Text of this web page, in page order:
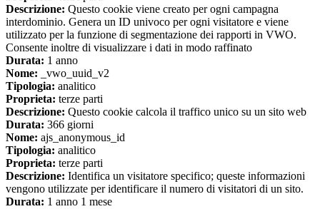
Descrizione: Questo cookie viene creato per ogni campagna
interdominio. Genera un ID univoco per ogni visitatore e viene
utilizzato per la funzione di segmentazione dei rapporti in VWO.
Consente inoltre di visualizzare i dati in modo raffinato
Durata: 1 anno
Nome: _vwo_uuid_v2
Tipologia: analitico
Proprieta: terze parti
Descrizione: Questo cookie calcola il traffico unico su un sito web
Durata: 366 giorni
Nome: ajs_anonymous_id
Tipologia: analitico
Proprieta: terze parti
Descrizione: Identifica un visitatore specifico; queste informazioni
vengono utilizzate per identificare il numero di visitatori di un sito.
Durata: 1 anno 1 mese